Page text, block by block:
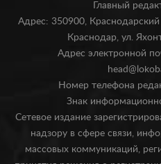
Главный
Адрес: 350900, Краснодарский
Краснодар, ул.
Адрес электронной
Номер телефона
Знак
Сетевое издание
надзору в сфере связи,
массовых коммуникаций,